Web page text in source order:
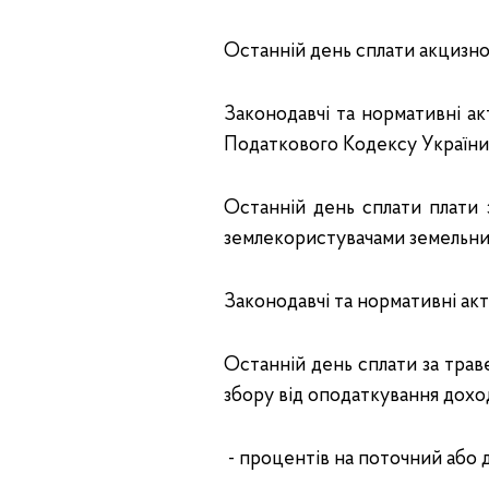
Останній день сплати
Законодавчі та нормативні
Податкового Кодексу України
Останній день сплати
землекористувачами
Законодавчі та нормативні
Останній день сплати за
збору від оподаткування
- процентів на поточний або